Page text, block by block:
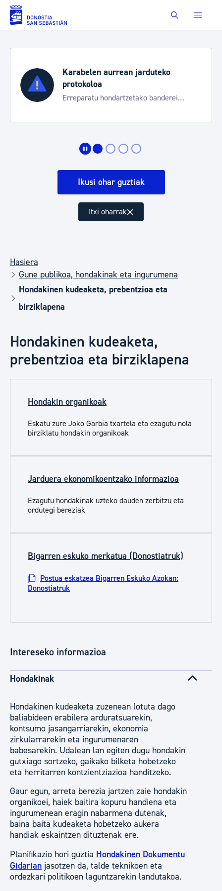
Eduki nagusira joan Buscar
Karabelen aurrean jarduteko
protokoloa
Erreparatu hondartzetako banderei
Ikusi ohar guztiak
Itxi oharrak
Hasiera
Gune publikoa, hondakinak eta ingurumena
Hondakinen kudeaketa, prebentzioa eta
birziklapena
Hondakinen kudeaketa,
prebentzioa eta birziklapena
Hondakin organikoak
Eskatu zure Joko Garbia txartela eta ezagutu nola
birziklatu hondakin organikoak
Jarduera ekonomikoentzako informazioa
Ezagutu hondakinak uzteko dauden zerbitzu eta
ordutegi bereziak
Bigarren eskuko merkatua (Donostiatruk)
Postua eskatzea Bigarren Eskuko Azokan:
Donostiatruk
Intereseko informazioa
Hondakinak
Hondakinen kudeaketa zuzenean lotuta dago
baliabideen erabilera arduratsuarekin,
kontsumo jasangarriarekin, ekonomia
zirkularrarekin eta ingurumenaren
babesarekin. Udalean lan egiten dugu hondakin
gutxiago sortzeko, gaikako bilketa hobetzeko
eta herritarren kontzientziazioa handitzeko.
Gaur egun, arreta berezia jartzen zaie hondakin
organikoei, haiek baitira kopuru handiena eta
ingurumenean eragin nabarmena dutenak,
baina baita kudeaketa hobetzeko aukera
handiak eskaintzen dituztenak ere.
Planifikazio hori guztia Hondakinen Dokumentu
Gidarian jasotzen da, talde teknikoen eta
ordezkari politikoen laguntzarekin landutakoa.